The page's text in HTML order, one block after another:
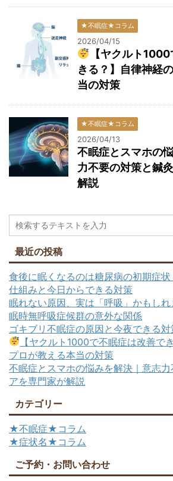
★不眠症★コラム
2026/04/15
【ヤクルト
きる？】自律神経
当の対策
★不眠症★コラム
2026/04/13
不眠症とスマホの
力不要の対策と鍼
解説
最近の投稿
食後に眠くなるのは糖尿病の初期症
仕組みと今日からできる対策
眠れない原因、実は「呼吸」かもし
眠時無呼吸症候群の意外な関係
ゴキブリ不眠症の原因と今夜できる対
【ヤクルト1000で不眠症は改善で
プロが教える本当の対策
不眠症とスマホの悩みを解決｜意志
アを専門家が解説
カテゴリー
★不眠症★コラム
★症状名★コラム
ご予約・お問い合わせ